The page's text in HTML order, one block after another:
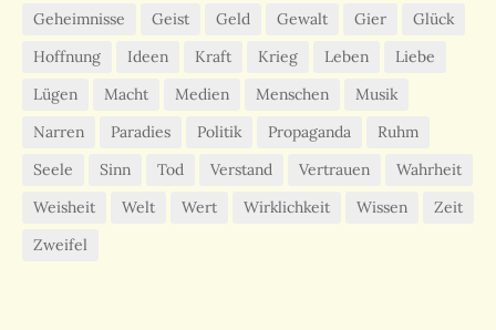
Geheimnisse Geist Geld Gewalt Gier
Glück
Hoffnung
Ideen Kraft Krieg Leben
Liebe
Lügen
Macht Medien Menschen
Musik
Narren
Paradies Politik Propaganda
Ruhm
Seele
Sinn Tod Verstand Vertrauen
Wahrheit
Weisheit
Welt Wert Wirklichkeit Wissen
Zeit
Zweifel